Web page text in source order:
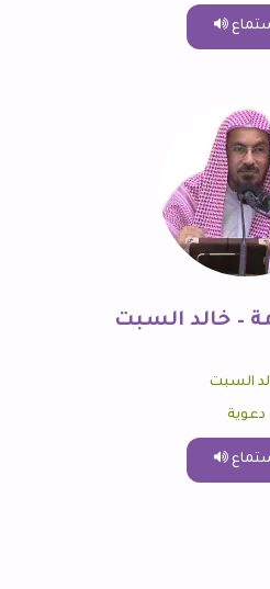
– خالد السبت
السبت
دعوية